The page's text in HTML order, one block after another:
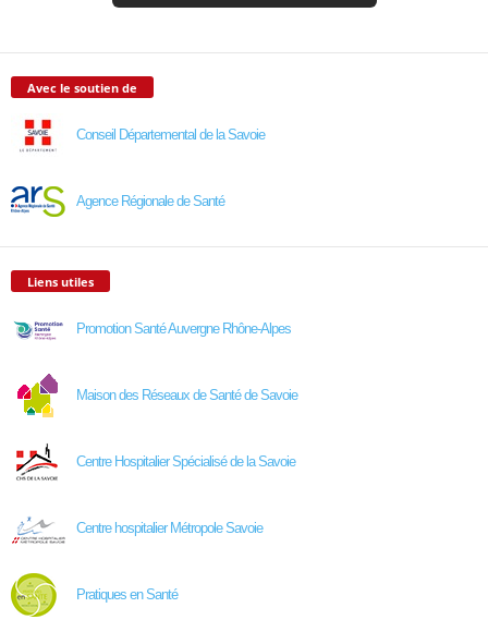
Avec le soutien de
Conseil Départemental de la Savoie
Agence Régionale de Santé
Liens utiles
Promotion Santé Auvergne Rhône-Alpes
Maison des Réseaux de Santé de Savoie
Centre Hospitalier Spécialisé de la Savoie
Centre hospitalier Métropole Savoie
Pratiques en Santé